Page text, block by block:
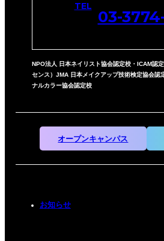
TEL
03-
NPO法人 日本ネイリスト協会認定校・ICAM認
センス）JMA 日本メイクアップ技術検定協会認
ナルカラー協会認定校
オープンキャンパス
お知らせ